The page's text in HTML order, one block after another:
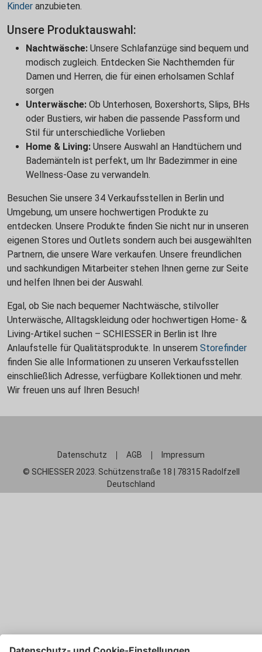
Kinder anzubieten.
Unsere Produktauswahl:
Nachtwäsche: Unsere Schlafanzüge sind bequem und
modisch zugleich. Entdecken Sie Nachthemden für
Damen und Herren, die für einen erholsamen Schlaf
sorgen
Unterwäsche: Ob Unterhosen, Boxershorts, Slips, BHs
oder Bustiers, wir haben die passende Passform und
Stil für unterschiedliche Vorlieben
Home & Living: Unsere Auswahl an Handtüchern und
Bademänteln ist perfekt, um Ihr Badezimmer in eine
Wellness-Oase zu verwandeln.
Besuchen Sie unsere 34 Verkaufsstellen in Berlin und
Umgebung, um unsere hochwertigen Produkte zu
entdecken. Unsere Produkte finden Sie nicht nur in unseren
eigenen Stores und Outlets sondern auch bei ausgewählten
Partnern, die unsere Ware verkaufen. Unsere freundlichen
und sachkundigen Mitarbeiter stehen Ihnen gerne zur Seite
und helfen Ihnen bei der Auswahl.
Egal, ob Sie nach bequemer Nachtwäsche, stilvoller
Unterwäsche, Alltagskleidung oder hochwertigen Home- &
Living-Artikel suchen – SCHIESSER in Berlin ist Ihre
Anlaufstelle für Qualitätsprodukte. In unserem Storefinder
finden Sie alle Informationen zu unseren Verkaufsstellen
einschließlich Adresse, verfügbare Kollektionen und mehr.
Wir freuen uns auf Ihren Besuch!
Datenschutz AGB
Impressum
© SCHIESSER 2023. Schützenstraße 18 | 78315 Radolfzell
Deutschland